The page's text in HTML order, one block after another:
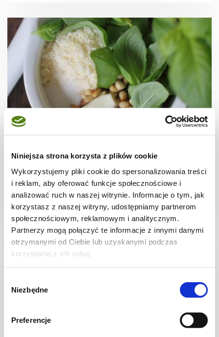
Niniejsza strona korzysta z plików cookie
Wykorzystujemy pliki cookie do spersonalizowania treści
i reklam, aby oferować funkcje społecznościowe i
analizować ruch w naszej witrynie. Informacje o tym, jak
korzystasz z naszej witryny, udostępniamy partnerom
społecznościowym, reklamowym i analitycznym.
Partnerzy mogą połączyć te informacje z innymi danymi
otrzymanymi od Ciebie lub uzyskanymi podczas
korzystania z ich usług.
zgody
Niezbędne
Preferencje
Pesto bazyliowe
10 min. 802 kcal -